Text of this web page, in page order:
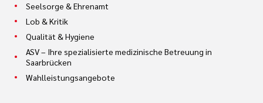
Seelsorge & Ehrenamt
Lob & Kritik
Qualität & Hygiene
ASV – Ihre spezialisierte medizinische Betreuung in
Saarbrücken
Wahlleistungsangebote